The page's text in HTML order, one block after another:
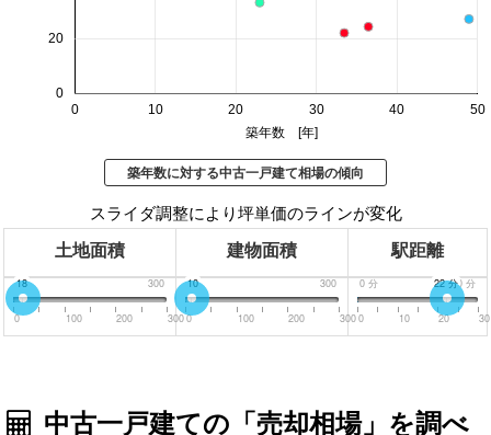
0 10 20 30 40 50
0
20
築年数 [年]
築年数に対する中古一戸建て相場の傾向
スライダ調整により坪単価のラインが変化
土地面積 建物面積 駅距離
0 300
18
0 100 200 300
0 300
10
0 100 200 300
0 分 30 分
22分
0 10 20 30
中古一戸建ての「売却相場」を調べ